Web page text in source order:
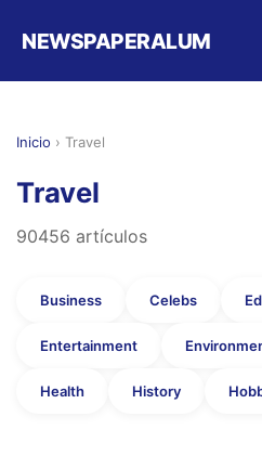
NEWSPAPERALUM
Inicio › Travel
Travel
90456 artículos
Business Celebs
Entertainment
Health History